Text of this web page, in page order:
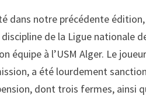
dans notre précédente
de la Ligue nationale
équipe à l’USM Alger. Le
a été lourdement
dont trois fermes, ainsi